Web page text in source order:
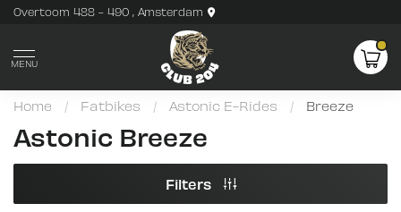
Overtoom 488 - 490 , Amsterdam
MENU
Home / Fatbikes / Astonic E-Rides / Breeze
Astonic Breeze
Filters